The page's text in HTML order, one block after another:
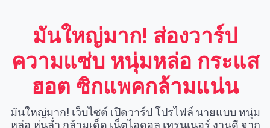
มันใหญ่มาก! ส่องวาร์ป
ความแซ่บ หนุ่มหล่อ กระแส
ฮอต ซิกแพคกล้ามแน่น
มันใหญ่มาก! เว็บไซต์ เปิดวาร์ป โปรไฟล์ นายแบบ หนุ่ม
หล่อ หุ่นล่ำ กล้ามเด็ด เน็ตไอดอล เทรนเนอร์ งานดี จาก